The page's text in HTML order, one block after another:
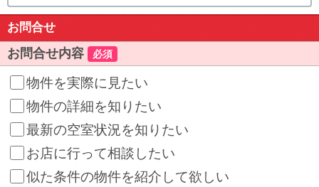
お問合せ
お問合せ内容 必須
物件を実際に見たい
物件の詳細を知りたい
最新の空室状況を知りたい
お店に行って相談したい
似た条件の物件を紹介して欲しい